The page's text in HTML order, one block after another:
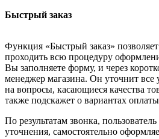
Быстрый заказ
Функция «Быстрый заказ»
проходить всю процедуру
Вы заполняете форму, и через
менеджер магазина. Он уточнит все
на вопросы, касающиеся качества
также подскажет о вариантах
По результатам звонка,
уточнения, самостоятельно